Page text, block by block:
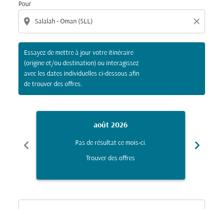
Pour
location_on close
Essayez de mettre à jour votre itinéraire
(origine et/ou destination) ou interagissez
avec les dates individuelles ci-dessous afin
de trouver des offres.
chevron_left
août 2026
Pas de résultat ce mois-ci.
Trouver des offres
chevron_right